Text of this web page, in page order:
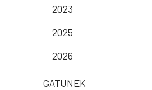
2023
2025
2026
GATUNEK